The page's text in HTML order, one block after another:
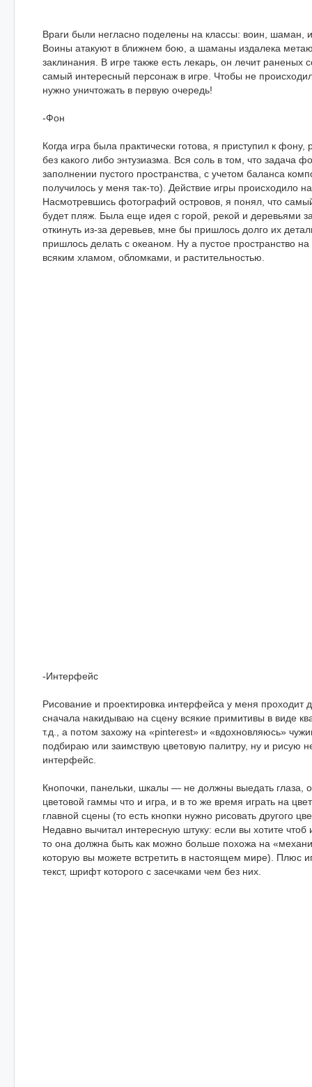
Враги были негласно поделены на классы: воин, шаман,
Воины атакуют в ближнем бою, а шаманы издалека
заклинания. В игре также есть лекарь, он лечит раненых
самый интересный персонаж в игре. Чтобы не
нужно уничтожать в первую очередь!
-Фон
Когда игра была практически готова, я приступил к фону,
без какого либо энтузиазма. Вся соль в том, что задача
заполнении пустого пространства, с учетом баланса
получилось у меня так-то). Действие игры происходило
Насмотревшись фотографий островов, я понял, что
будет пляж. Была еще идея с горой, рекой и деревьями
откинуть из-за деревьев, мне бы пришлось долго их
пришлось делать с океаном. Ну а пустое пространство
всяким хламом, обломками, и растительностью.
-Интерфейс
Рисование и проектировка интерфейса у меня проходит
сначала накидываю на сцену всякие примитивы в виде
т.д., а потом захожу на «pinterest» и «вдохновляюсь»
подбираю или заимствую цветовую палитру, ну и рисую
интерфейс.
Кнопочки, панельки, шкалы — не должны выедать глаза,
цветовой гаммы что и игра, и в то же время играть на
главной сцены (то есть кнопки нужно рисовать другого
Недавно вычитал интересную штуку: если вы хотите чтоб
то она должна быть как можно больше похожа на
которую вы можете встретить в настоящем мире). Плюс
текст, шрифт которого с засечками чем без них.